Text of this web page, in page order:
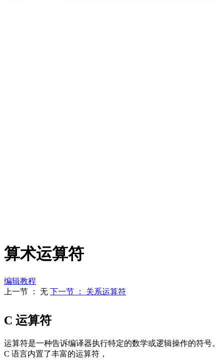
算术运算符
编辑教程
上一节 ： 无 下一节 ： 关系运算符
C 运算符
运算符是一种告诉编译器执行特定的数学或逻辑操作的符号。
C 语言内置了丰富的运算符，